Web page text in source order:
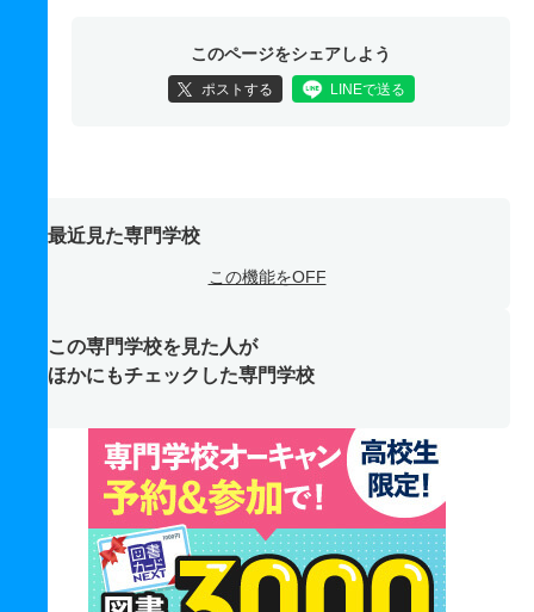
このページをシェアしよう
ポストする LINEで送る
最近見た専門学校
この機能をOFF
この専門学校を見た人が
ほかにもチェックした専門学校